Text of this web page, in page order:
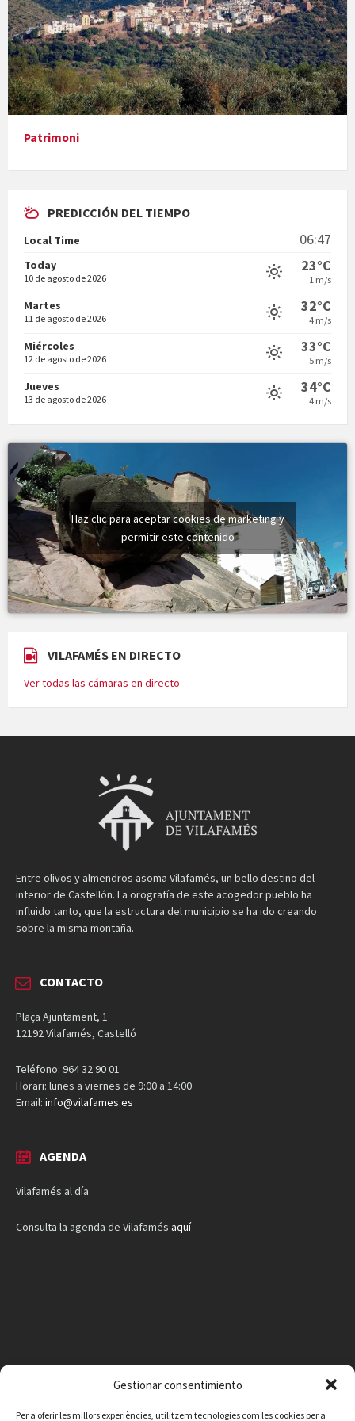
Gestionar consentimiento
Per a oferir les millors experiències, utilitzem tecnologies com les cookies per a
Presentació del llibre &quot;La mare&quot;, d'Emma Zafon
En Bum
Vermuts a la Font. Hit parit
Patrimoni
PREDICCIÓN DEL TIEMPO
Local Time 06:47
Today
10 de agosto de 2026
23°C
1 m/s
Martes
11 de agosto de 2026
32°C
4 m/s
Miércoles
12 de agosto de 2026
33°C
5 m/s
Jueves
13 de agosto de 2026
34°C
4 m/s
Haz clic para aceptar cookies de marketing y
permitir este contenido
VILAFAMÉS EN DIRECTO
Ver todas las cámaras en directo
Entre olivos y almendros asoma Vilafamés, un bello destino del
interior de Castellón. La orografía de este acogedor pueblo ha
influido tanto, que la estructura del municipio se ha ido creando
sobre la misma montaña.
CONTACTO
Plaça Ajuntament, 1
12192 Vilafamés, Castelló
Teléfono: 964 32 90 01
Horari: lunes a viernes de 9:00 a 14:00
Email: info@vilafames.es
AGENDA
Vilafamés al día
Consulta la agenda de Vilafamés aquí